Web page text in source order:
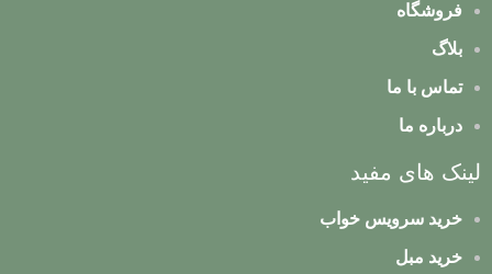
فروشگاه
بلاگ
تماس با ما
درباره ما
لینک های مفید
خرید سرویس خواب
خرید مبل